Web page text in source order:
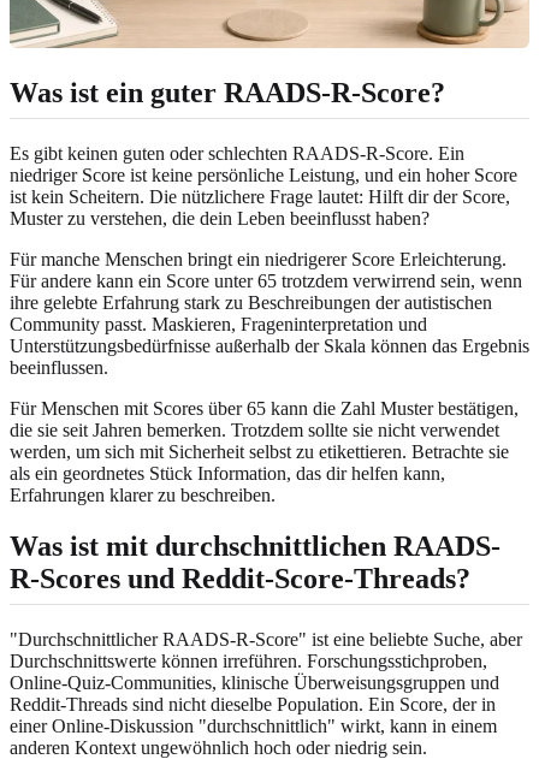
Was ist ein guter RAADS-R-Score?
Es gibt keinen guten oder schlechten RAADS-R-Score. Ein
niedriger Score ist keine persönliche Leistung, und ein hoher Score
ist kein Scheitern. Die nützlichere Frage lautet: Hilft dir der Score,
Muster zu verstehen, die dein Leben beeinflusst haben?
Für manche Menschen bringt ein niedrigerer Score Erleichterung.
Für andere kann ein Score unter 65 trotzdem verwirrend sein, wenn
ihre gelebte Erfahrung stark zu Beschreibungen der autistischen
Community passt. Maskieren, Frageninterpretation und
Unterstützungsbedürfnisse außerhalb der Skala können das Ergebnis
beeinflussen.
Für Menschen mit Scores über 65 kann die Zahl Muster bestätigen,
die sie seit Jahren bemerken. Trotzdem sollte sie nicht verwendet
werden, um sich mit Sicherheit selbst zu etikettieren. Betrachte sie
als ein geordnetes Stück Information, das dir helfen kann,
Erfahrungen klarer zu beschreiben.
Was ist mit durchschnittlichen RAADS-
R-Scores und Reddit-Score-Threads?
"Durchschnittlicher RAADS-R-Score" ist eine beliebte Suche, aber
Durchschnittswerte können irreführen. Forschungsstichproben,
Online-Quiz-Communities, klinische Überweisungsgruppen und
Reddit-Threads sind nicht dieselbe Population. Ein Score, der in
einer Online-Diskussion "durchschnittlich" wirkt, kann in einem
anderen Kontext ungewöhnlich hoch oder niedrig sein.